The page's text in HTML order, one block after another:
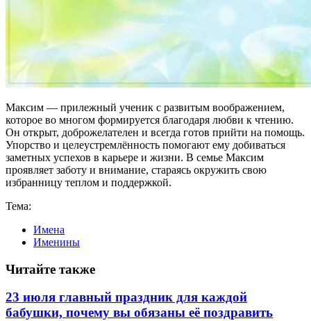
Максим — прилежный ученик с развитым воображением,
которое во многом формируется благодаря любви к чтению.
Он открыт, доброжелателен и всегда готов прийти на помощь.
Упорство и целеустремлённость помогают ему добиваться
заметных успехов в карьере и жизни. В семье Максим
проявляет заботу и внимание, стараясь окружить свою
избранницу теплом и поддержкой.
Тема:
Имена
Именины
Читайте также
23 июля главный праздник для каждой
бабушки, почему вы обязаны её поздравить